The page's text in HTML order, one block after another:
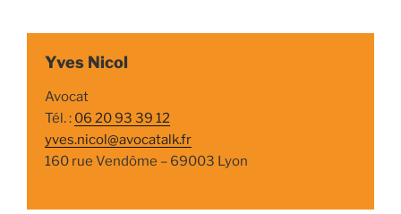
Yves Nicol
Avocat
Tél. : 06 20 93 39 12
yves.nicol@avocatalk.fr
160 rue Vendôme – 69003 Lyon